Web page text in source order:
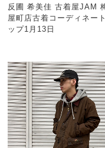
反圃 希美佳 古着屋JAM
屋町店古着コーディネー
ップ1月13日